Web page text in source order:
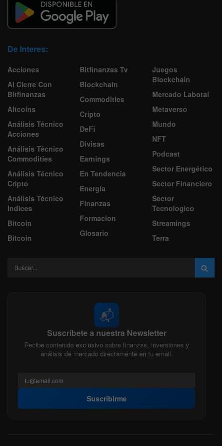
De Interes:
Acciones
Al Cierre Con
Bitfinanzas
Altcoins
Análisis Técnico
Acciones
Análisis Técnico
Commodities
Análisis Técnico
Cripto
Análisis Técnico
Indices
Bitcoin
Bitcoin
Bitfinanzas Tv
Blockchain
Commodities
Cripto
DeFi
Divisas
Earnings
En Tendencia
Energía
Finanzas
Formacion
Glosario
Juegos
Blockchain
Mercado Laboral
Metaverso
Mundo
NFT
Podcast
Sector Energético
Sector Financiero
Sector
Tecnologico
Streamings
Terra
📬
Suscríbete a nuestra Newsletter
Recibe contenido exclusivo sobre finanzas, inversiones y
análisis de mercado directamente en tu email.
Suscribirme